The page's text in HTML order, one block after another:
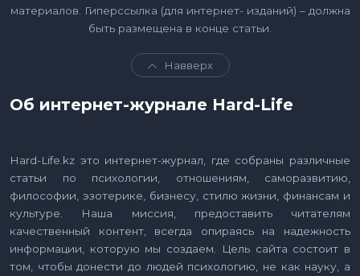
материалов. Гиперссылка (для интернет- изданий) – должна
быть размещена в конце статьи.
Навверх
Об интернет-журнале Hard-Life
Hard-Life.kz это интернет-журнал, где собраны различные
статьи по психологии, отношениям, саморазвитию,
философии, эзотерике, бизнесу, стилю жизни, финансам и
культуре. Наша миссия, предоставить читателям
качественный контент, всегда опираясь на надежность
информации, которую мы создаем. Цель сайта состоит в
том, чтобы донести до людей психологию, не как науку, а